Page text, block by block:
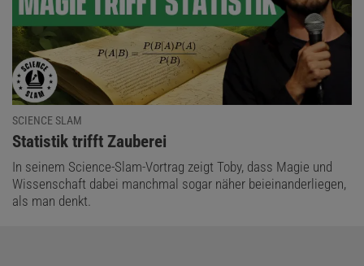
SCIENCE SLAM
:
Statistik trifft Zauberei
In seinem Science-Slam-Vortrag zeigt Toby, dass Magie und
Wissenschaft dabei manchmal sogar näher beieinanderliegen,
als man denkt.